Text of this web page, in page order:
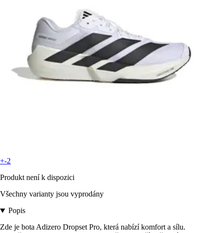
+-2
Produkt není k dispozici
Všechny varianty jsou vyprodány
Popis
Zde je bota Adizero Dropset Pro, která nabízí komfort a sílu.